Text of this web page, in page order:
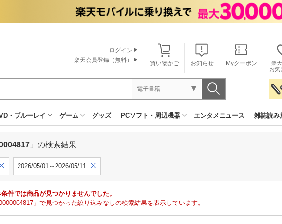
買い物かご お知らせ Myクーポン
楽
お気
ログイン
楽天会員登録（無料）
電子書籍
・ブルーレイ ゲーム グッズ PCソフト・周辺機器 エンタメニュース 雑誌読み
」の検索結果
2026/05/01～2026/05/11
条件では商品が見つかりませんでした。
」で見つかった絞り込みなしの検索結果を表示しています。